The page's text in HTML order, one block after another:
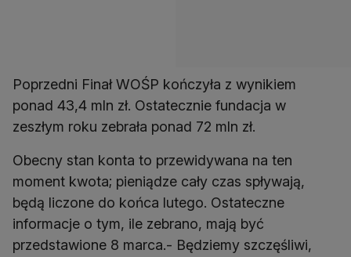
Poprzedni Finał WOŚP kończyła z wynikiem
ponad 43,4 mln zł. Ostatecznie fundacja w
zeszłym roku zebrała ponad 72 mln zł.
Obecny stan konta to przewidywana na ten
moment kwota; pieniądze cały czas spływają,
będą liczone do końca lutego. Ostateczne
informacje o tym, ile zebrano, mają być
przedstawione 8 marca.- Będziemy szczęśliwi,